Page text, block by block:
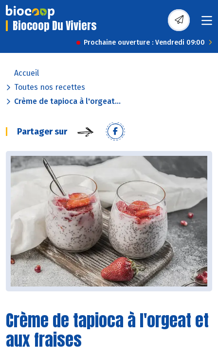
Biocoop Du Viviers
Prochaine ouverture : Vendredi 09:00
Accueil
Toutes nos recettes
Crème de tapioca à l'orgeat...
Partager sur
Crème de tapioca à l'orgeat et
aux fraises